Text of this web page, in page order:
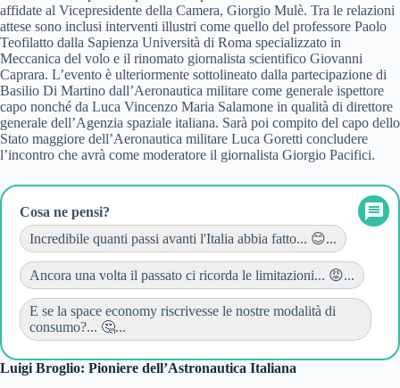
affidate al Vicepresidente della Camera, Giorgio Mulè. Tra le relazioni
attese sono inclusi interventi illustri come quello del professore Paolo
Teofilatto dalla Sapienza Università di Roma specializzato in
Meccanica del volo e il rinomato giornalista scientifico Giovanni
Caprara. L’evento è ulteriormente sottolineato dalla partecipazione di
Basilio Di Martino dall’Aeronautica militare come generale ispettore
capo nonché da Luca Vincenzo Maria Salamone in qualità di direttore
generale dell’Agenzia spaziale italiana. Sarà poi compito del capo dello
Stato maggiore dell’Aeronautica militare Luca Goretti concludere
l’incontro che avrà come moderatore il giornalista Giorgio Pacifici.
Cosa ne pensi?
Incredibile quanti passi avanti l'Italia abbia fatto... 😊...
Ancora una volta il passato ci ricorda le limitazioni... 😡...
E se la space economy riscrivesse le nostre modalità di
consumo?... 🤔...
Luigi Broglio: Pioniere dell’Astronautica Italiana